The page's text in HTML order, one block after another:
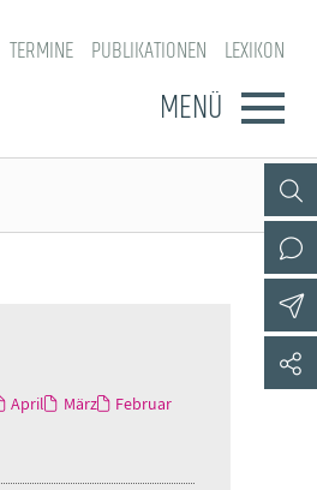
TERMINE PUBLIKATIONEN LEXIKON
MENÜ
April März
Februar